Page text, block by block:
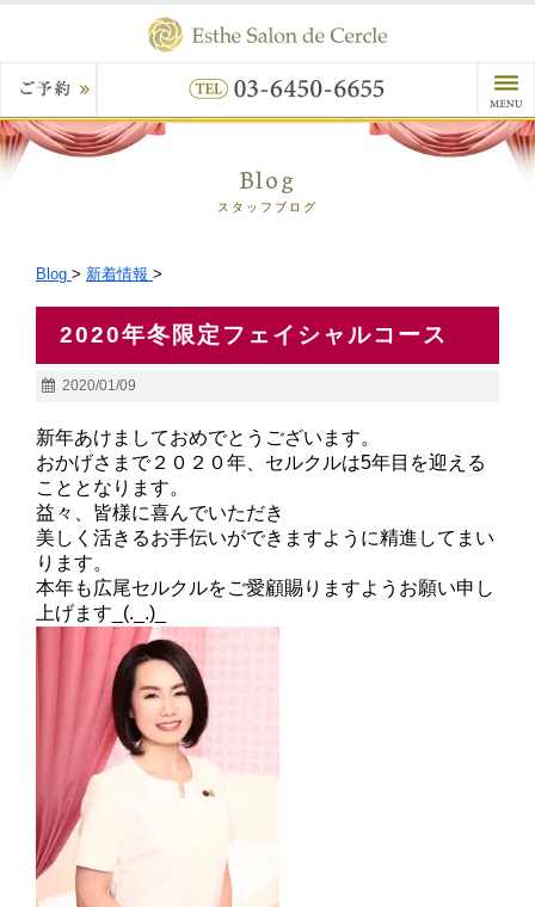
Blog
スタッフブログ
Blog > 新着情報 >
2020年冬限定フェイシャルコース
2020/01/09
新年あけましておめでとうございます。
おかげさまで２０２０年、セルクルは5年目を迎える
こととなります。
益々、皆様に喜んでいただき
美しく活きるお手伝いができますように精進してまい
ります。
本年も広尾セルクルをご愛顧賜りますようお願い申し
上げます_(._.)_